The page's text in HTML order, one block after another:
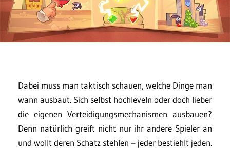
Dabei muss man taktisch schauen, welche Dinge man
wann ausbaut. Sich selbst hochleveln oder doch lieber
die eigenen Verteidigungsmechanismen ausbauen?
Denn natürlich greift nicht nur ihr andere Spieler an
und wollt deren Schatz stehlen – jeder bestiehlt jeden.